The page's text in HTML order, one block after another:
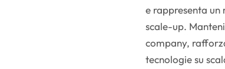
e rappresenta un
scale-up.
company,
tecnologie su